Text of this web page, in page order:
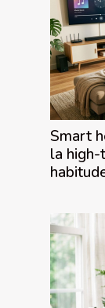
Smart
la high-